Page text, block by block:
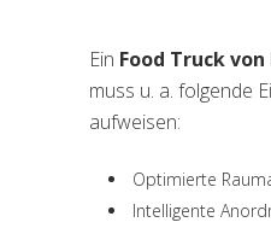
Ein Food Truck
muss u. a. folgende
aufweisen:
Optimierte
Intelligente